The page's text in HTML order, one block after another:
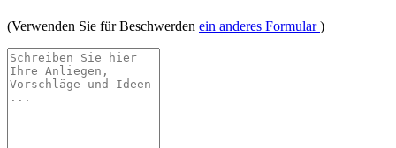
(Verwenden Sie für Beschwerden ein anderes Formular)